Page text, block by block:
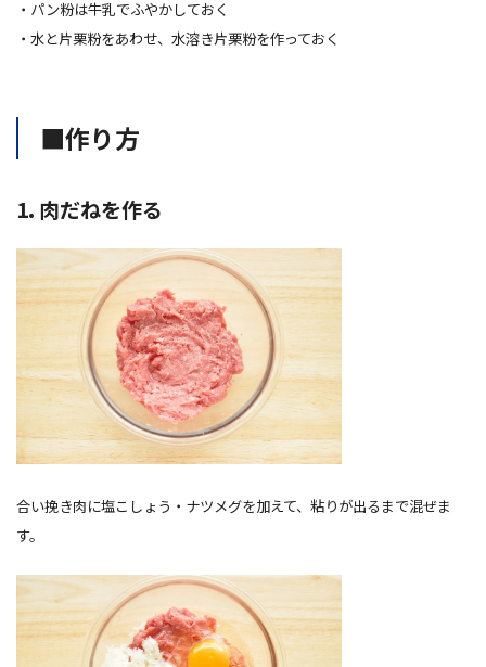
・パン粉は牛乳でふやかしておく
・水と片栗粉をあわせ、水溶き片栗粉を作っておく
■作り方
1. 肉だねを作る
合い挽き肉に塩こしょう・ナツメグを加えて、粘りが出るまで混ぜま
す。